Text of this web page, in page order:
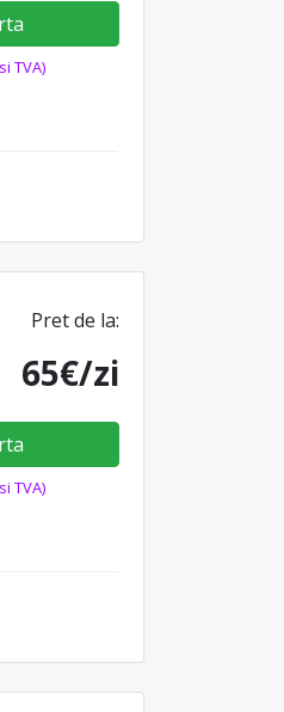
TVA)
Pret de la:
65€/zi
TVA)